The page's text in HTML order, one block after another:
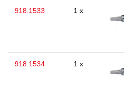
918.1533 1 x
918.1534 1 x